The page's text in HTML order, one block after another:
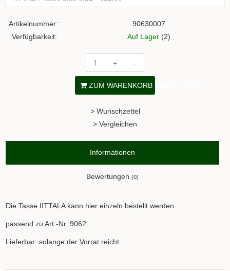
Artikelnummer::
90630007
Verfügbarkeit:
Auf Lager(2)
+ -
ZUM WARENKORB HINZUFÜGEN
> Wunschzettel
> Vergleichen
Informationen
Bewertungen (0)
Die Tasse IITTALA kann hier einzeln bestellt werden.
passend zu Art.-Nr. 9062
Lieferbar: solange der Vorrat reicht